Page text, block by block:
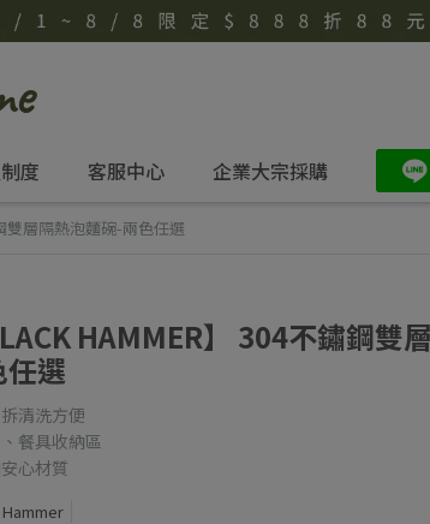
度 客服中心 企業大宗採購
雙層隔熱泡麵碗-兩色任選
HAMMER】 304不鏽鋼雙
選
清洗方便
餐具收納區
心材質